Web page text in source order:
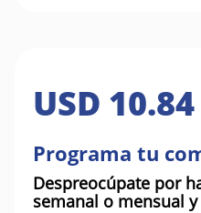
USD 10.84
Programa tu
Despreocúpate por
semanal o mensual